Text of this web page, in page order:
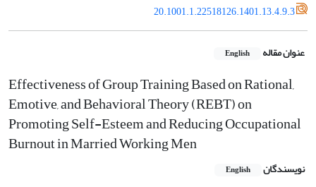
20.1001.1.22518126.1401.13.4.9.3
عنوان مقاله English
Effectiveness of Group Training Based on Rational,
Emotive, and Behavioral Theory (REBT) on
Promoting Self-Esteem and Reducing Occupational
Burnout in Married Working Men
نویسندگان English